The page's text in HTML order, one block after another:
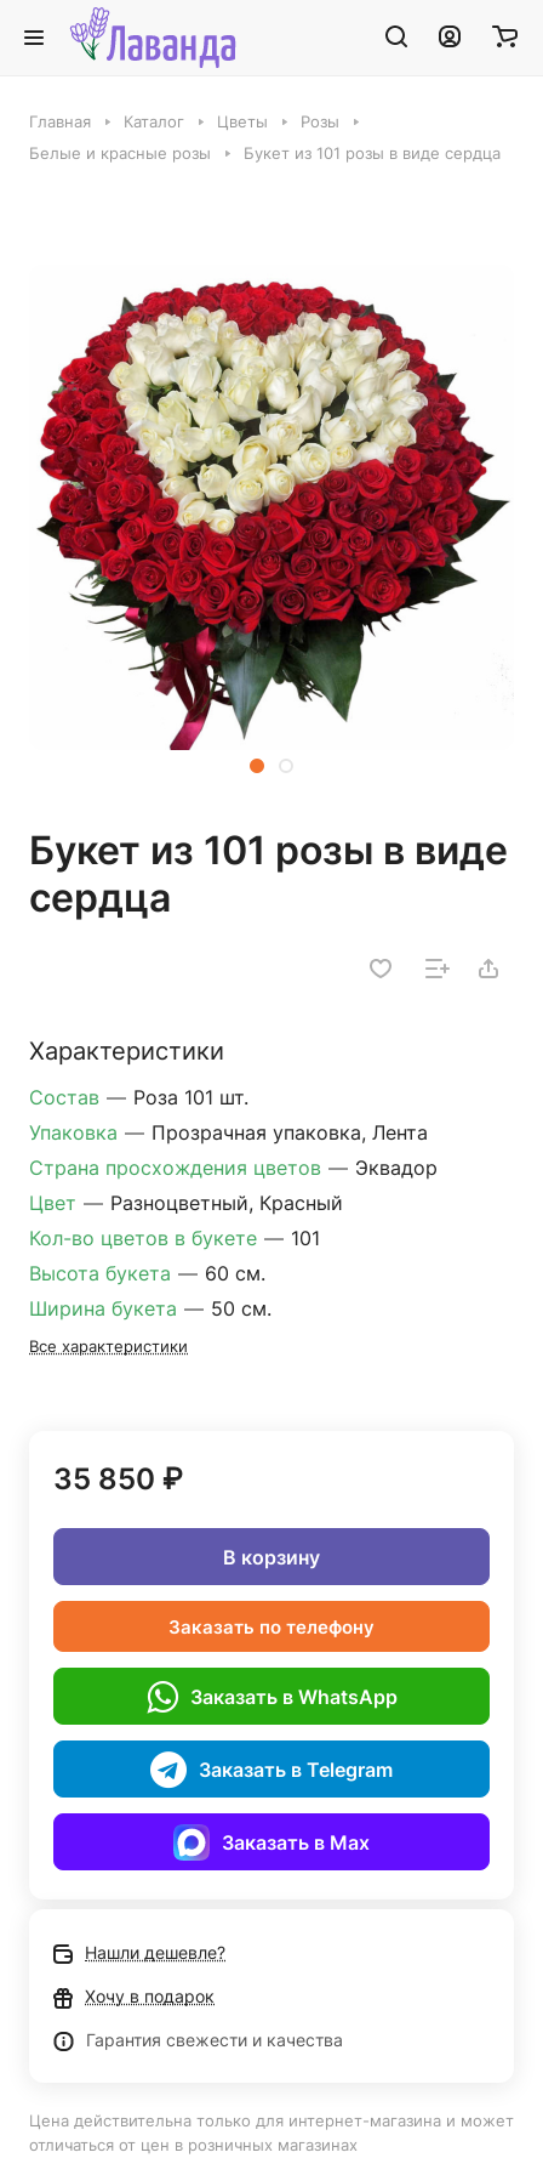
Главная Каталог Цветы
Розы
Белые и красные розы
Букет из 101 розы в виде сердца
Букет из 101 розы в виде
сердца
Характеристики
Состав — Роза 101 шт.
Упаковка — Прозрачная упаковка, Лента
Страна просхождения цветов — Эквадор
Цвет — Разноцветный, Красный
Кол-во цветов в букете — 101
Высота букета — 60 см.
Ширина букета — 50 см.
Все характеристики
35 850 ₽
В корзину
Заказать по телефону
Заказать в WhatsApp
Заказать в Telegram
Заказать в Max
Нашли дешевле?
Хочу в подарок
Гарантия свежести и качества
Цена действительна только для интернет-магазина и может
отличаться от цен в розничных магазинах